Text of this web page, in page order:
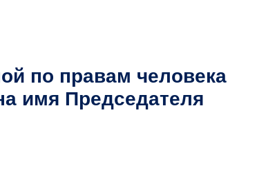
по правам человека
имя Председателя